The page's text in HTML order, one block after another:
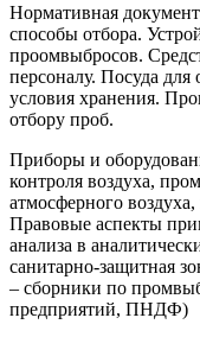
Нормативная
способы отбора.
проомвыбросов.
персоналу. Посуда для
условия хранения.
отбору проб.
Приборы и
контроля воздуха,
атмосферного
Правовые аспекты
анализа в
санитарно-защитная
– сборники по
предприятий, ПНДФ)